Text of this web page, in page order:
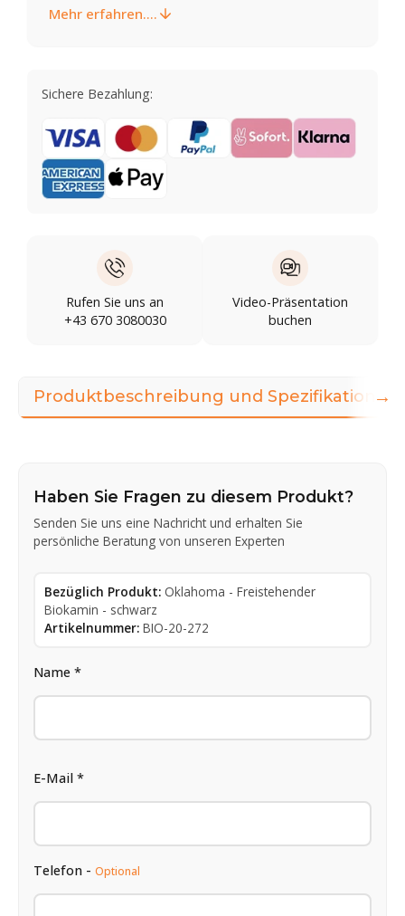
Mehr erfahren....
Sichere Bezahlung:
Rufen Sie uns an
+43 670 3080030
Video-Präsentation
buchen
Produktbeschreibung und Spezifikationen
Haben Sie Fragen zu diesem Produkt?
Senden Sie uns eine Nachricht und erhalten Sie
persönliche Beratung von unseren Experten
Bezüglich Produkt: Oklahoma - Freistehender
Biokamin - schwarz
Artikelnummer: BIO-20-272
Name *
E-Mail *
Telefon - Optional
→